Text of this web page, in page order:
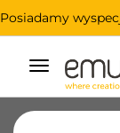
Posiadamy
Przełącz
nawigację